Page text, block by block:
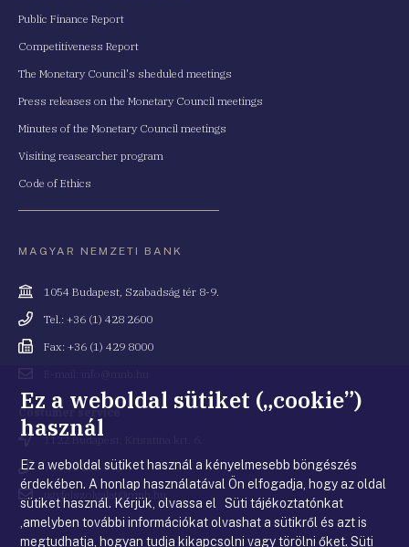
Public Finance Report
Competitiveness Report
The Monetary Council's sheduled meetings
Press releases on the Monetary Council meetings
Minutes of the Monetary Council meetings
Visiting reasearcher program
Code of Ethics
MAGYAR NEMZETI BANK
Cím
1054 Budapest, Szabadság tér 8-9.
Telefonszám
Tel.: +36 (1) 428 2600
Fax
Fax: +36 (1) 429 8000
cím
Costumer service
Cím 1122 Budapest, Krisztina krt. 6.
Telefonszám
+36 80 203 776
cím
ugyfelszolgalat@mnb.hu
Ez a weboldal sütiket („cookie”)
használ
Ez a weboldal sütiket használ a kényelmesebb böngészés
érdekében. A honlap használatával Ön elfogadja, hogy az oldal
sütiket használ. Kérjük, olvassa el Süti tájékoztatónkat
,amelyben további információkat olvashat a sütikről és azt is
megtudhatja, hogyan tudja kikapcsolni vagy törölni őket.Süti